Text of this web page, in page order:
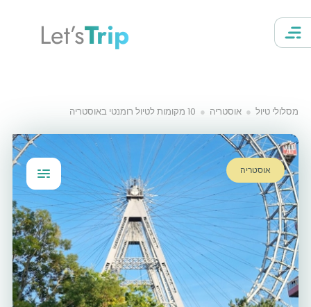
Let’sTrip
מסלולי טיול אוסטריה 10 מקומות לטיול רומנטי באוסטריה
אוסטריה